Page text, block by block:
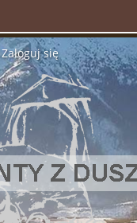
Zaloguj się